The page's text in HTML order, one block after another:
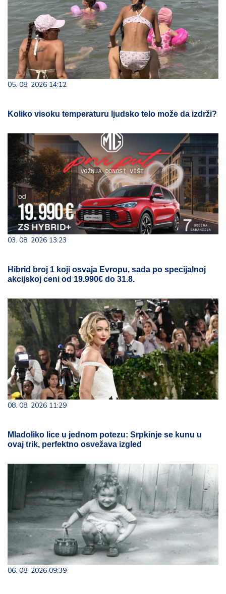
05. 08. 2026 14:12
Koliko visoku temperaturu ljudsko telo može da izdrži?
03. 08. 2026 13:23
Hibrid broj 1 koji osvaja Evropu, sada po specijalnoj
akcijskoj ceni od 19.990€ do 31.8.
08. 08. 2026 11:29
Mladoliko lice u jednom potezu: Srpkinje se kunu u
ovaj trik, perfektno osvežava izgled
06. 08. 2026 09:39